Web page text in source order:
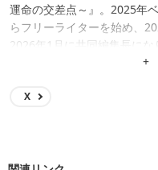
運命の交差点～』。2025年
らフリーライターを始め、
2026年1月に共同編集長にな
+
X